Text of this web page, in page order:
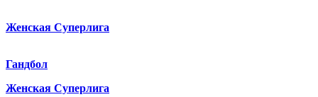
Женская Суперлига
Гандбол
Женская Суперлига